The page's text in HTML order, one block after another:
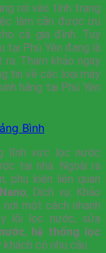
rơi vào tình trạng
làm cần được ưu
cả gia đình. Tuy
tại Phú Yên đang là
Tham khảo ngay
tin về các loại máy
hãng tại Phú Yên
Bình
lĩnh vực lọc nước
tại nhà. Ngoài ra
phụ kiện liên quan
, Dịch vụ: Khảo
một cách nhanh
lõi lọc nước, sửa
, hệ thống lọc
khách có nhu cầu.